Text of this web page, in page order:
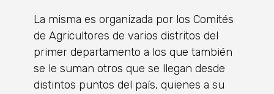
La misma es organizada por los Comités
de Agricultores de varios distritos del
primer departamento a los que también
se le suman otros que se llegan desde
distintos puntos del país, quienes a su